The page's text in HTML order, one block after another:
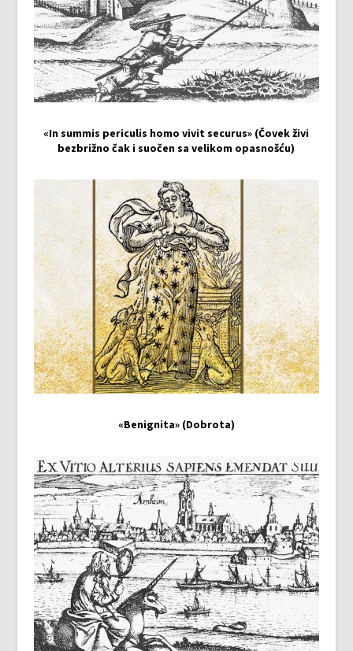
«In summis periculis homo vivit securus» (Čovek živi
bezbrižno čak i suočen sa velikom opasnošću)
«Benignita» (Dobrota)